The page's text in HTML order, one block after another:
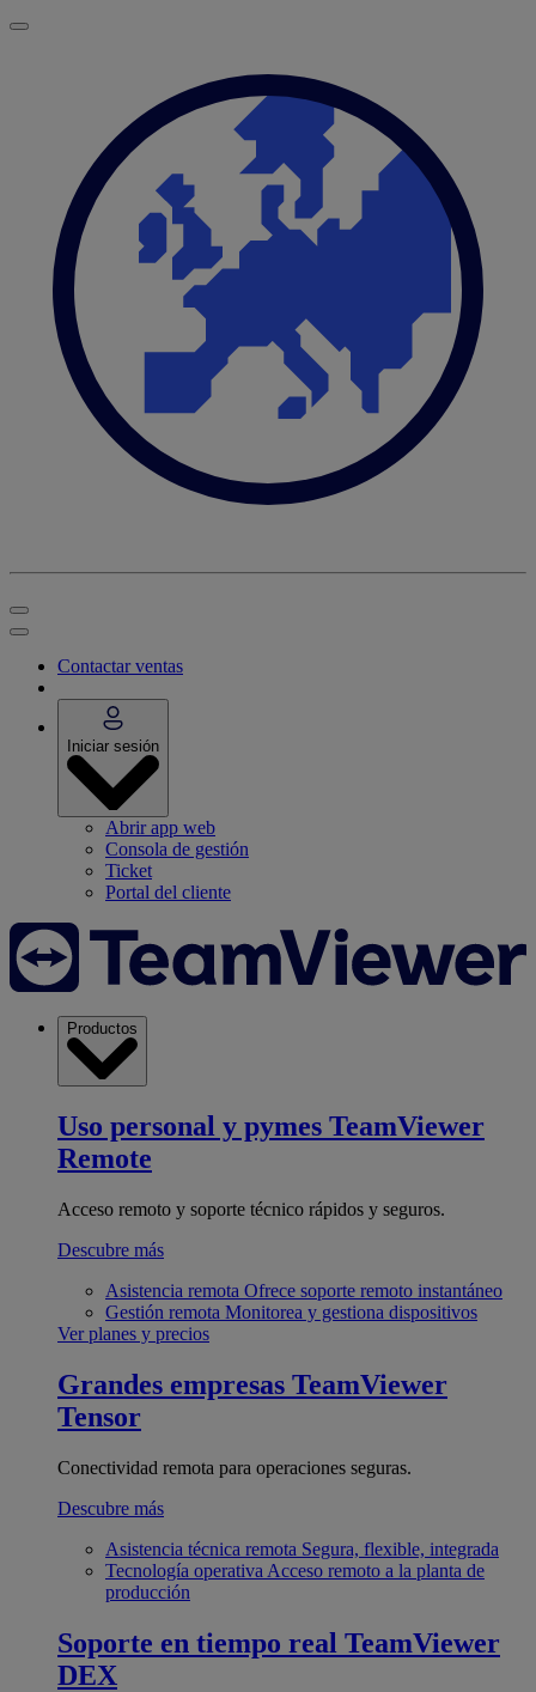
Contactar ventas
Iniciar sesión
Abrir app web
Consola de gestión
Ticket
Portal del cliente
Productos
Uso personal y pymes TeamViewer
Remote
Acceso remoto y soporte técnico rápidos y seguros.
Descubre más
Asistencia remota Ofrece soporte remoto instantáneo
Gestión remota Monitorea y gestiona dispositivos
Ver planes y precios
Grandes empresas TeamViewer
Tensor
Conectividad remota para operaciones seguras.
Descubre más
Asistencia técnica remota Segura, flexible, integrada
Tecnología operativa Acceso remoto a la planta de
producción
Soporte en tiempo real TeamViewer
DEX